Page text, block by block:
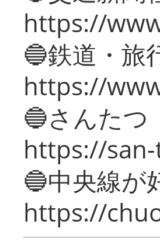
https://
🔵鉄道・旅
https://
🔵さんたつ
https://
🔵中央線が
https://